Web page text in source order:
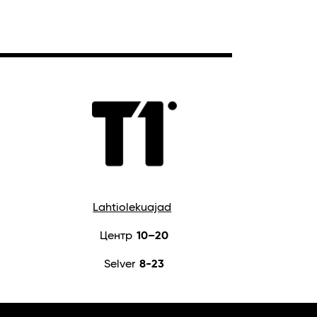
Lahtiolekuajad
Центр 10–20
Selver 8-23